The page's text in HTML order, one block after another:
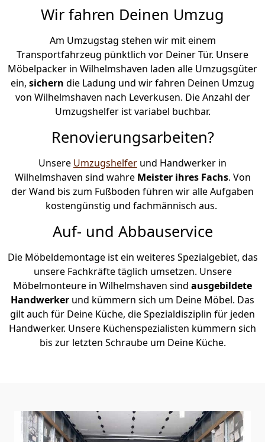
Wir fahren Deinen Umzug
Am Umzugstag stehen wir mit einem
Transportfahrzeug pünktlich vor Deiner Tür. Unsere
Möbelpacker in Wilhelmshaven laden alle Umzugsgüter
ein, sichern die Ladung und wir fahren Deinen Umzug
von Wilhelmshaven nach Leverkusen. Die Anzahl der
Umzugshelfer ist variabel buchbar.
Renovierungsarbeiten?
Unsere Umzugshelfer und Handwerker in
Wilhelmshaven sind wahre Meister ihres Fachs. Von
der Wand bis zum Fußboden führen wir alle Aufgaben
kostengünstig und fachmännisch aus.
Auf- und Abbauservice
Die Möbeldemontage ist ein weiteres Spezialgebiet, das
unsere Fachkräfte täglich umsetzen. Unsere
Möbelmonteure in Wilhelmshaven sind ausgebildete
Handwerker und kümmern sich um Deine Möbel. Das
gilt auch für Deine Küche, die Spezialdisziplin für jeden
Handwerker. Unsere Küchenspezialisten kümmern sich
bis zur letzten Schraube um Deine Küche.